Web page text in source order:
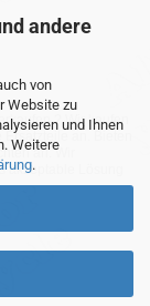
andere
von
Website zu
und Ihnen
Weitere
.
? Wir kaufen
an. Bieten
an. Wir
Lösung